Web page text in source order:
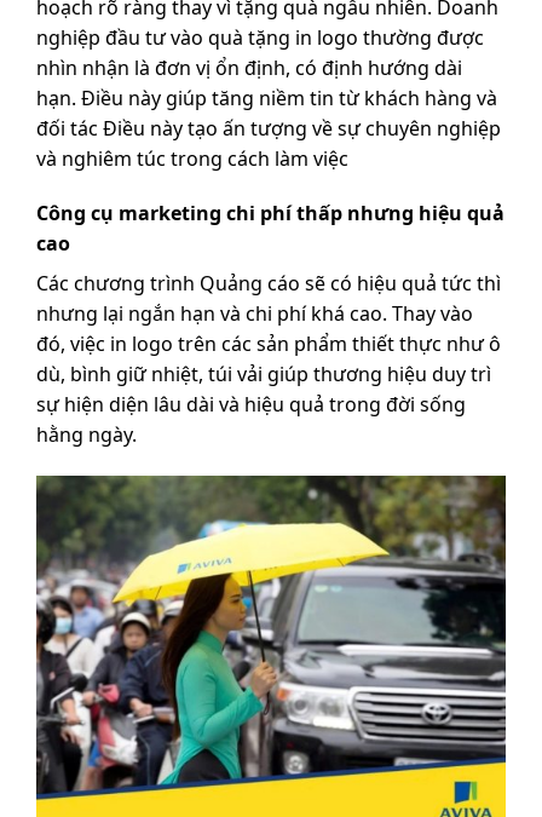
hoạch rõ ràng thay vì tặng quà ngẫu nhiên. Doanh
nghiệp đầu tư vào quà tặng in logo thường được
nhìn nhận là đơn vị ổn định, có định hướng dài
hạn. Điều này giúp tăng niềm tin từ khách hàng và
đối tác Điều này tạo ấn tượng về sự chuyên nghiệp
và nghiêm túc trong cách làm việc
Công cụ marketing chi phí thấp nhưng hiệu quả
cao
Các chương trình Quảng cáo sẽ có hiệu quả tức thì
nhưng lại ngắn hạn và chi phí khá cao. Thay vào
đó, việc in logo trên các sản phẩm thiết thực như ô
dù, bình giữ nhiệt, túi vải giúp thương hiệu duy trì
sự hiện diện lâu dài và hiệu quả trong đời sống
hằng ngày.